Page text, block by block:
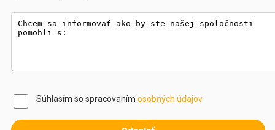
Súhlasím so spracovaním osobných údajov